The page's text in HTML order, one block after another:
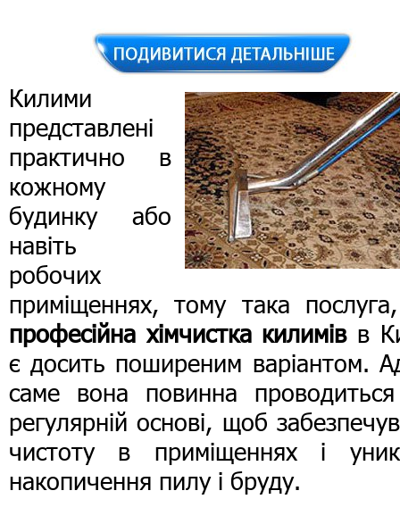
Килими
представлені
практично в
кожному
будинку або
навіть
робочих
приміщеннях, тому така
професійна хімчистка килимівв
є досить поширеним варіантом.
саме вона повинна
регулярній основі, щоб
чистоту в приміщеннях і
накопичення пилу і бруду.